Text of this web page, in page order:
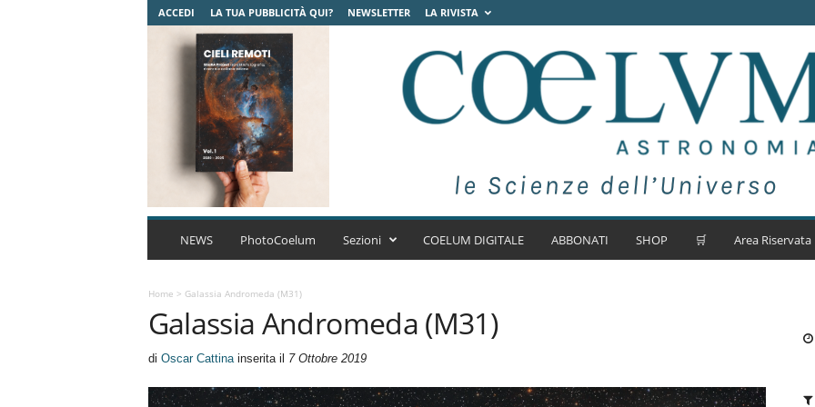
ACCEDI LA TUA PUBBLICITÀ QUI? NEWSLETTER LA RIVISTA
C
A
r
NEWS PhotoCoelum Sezioni COELUM DIGITALE ABBONATI SHOP 🛒 Area Riservata
Home > Galassia Andromeda (M31)
Galassia Andromeda (M31)
di Oscar Cattinainserita il 7 Ottobre 2019